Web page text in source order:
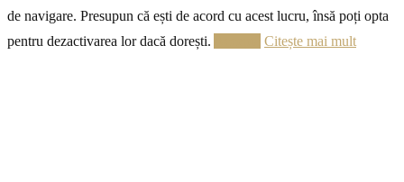
de navigare. Presupun că ești de acord cu acest lucru, însă poți opta
pentru dezactivarea lor dacă dorești.
Citește mai mult